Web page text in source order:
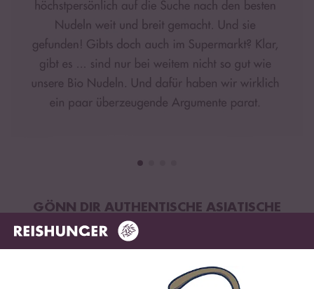
GÖNN DIR AUTHENTISCHE ASIATISCHE
NUDELN